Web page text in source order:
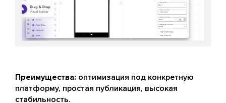
Преимущества: оптимизация под конкретную
платформу, простая публикация, высокая
стабильность.